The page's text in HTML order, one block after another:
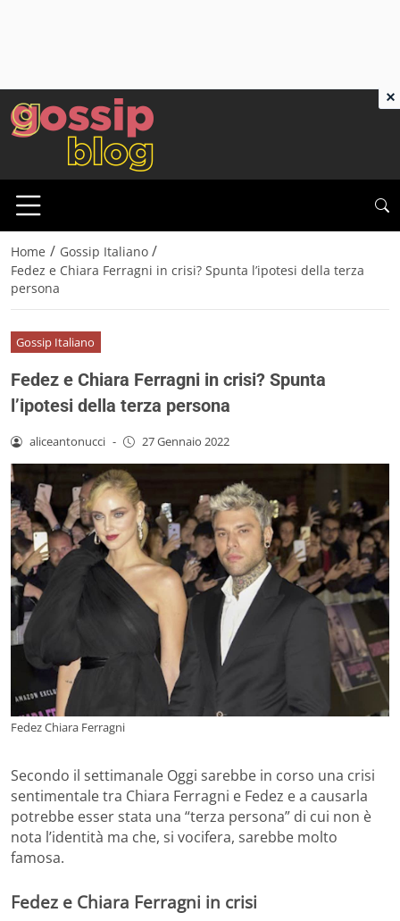
Home / Gossip Italiano /
Fedez e Chiara Ferragni in crisi? Spunta l’ipotesi della terza
persona
Gossip Italiano
Fedez e Chiara Ferragni in crisi? Spunta
l’ipotesi della terza persona
aliceantonucci - 27 Gennaio 2022
Fedez Chiara Ferragni
Secondo il settimanale Oggi sarebbe in corso una crisi
sentimentale tra Chiara Ferragni e Fedez e a causarla
potrebbe esser stata una “terza persona” di cui non è
nota l’identità ma che, si vocifera, sarebbe molto
famosa.
Fedez e Chiara Ferragni in crisi
×